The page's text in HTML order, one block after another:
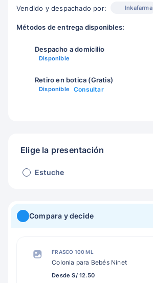
Vendido y despachado por: Inkafarma
Métodos de entrega disponibles:
Despacho a domicilio
Disponible
Retiro en botica (Gratis)
Disponible Consultar
Elige la presentación
Estuche
Compara y decide
FRASCO 100 ML
Colonia para Bebés Ninet
Desde S/ 12.50